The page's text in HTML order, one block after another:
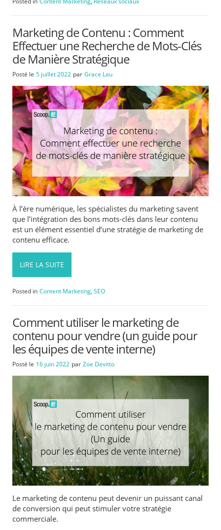
Marketing de Contenu : Comment
Effectuer une Recherche de Mots-Clés
de Manière Stratégique
Posté le 5 juillet 2022 par Grace Lau
À l’ère numérique, les spécialistes du marketing savent
que l’intégration des bons mots-clés dans leur contenu
est un élément essentiel d’une stratégie de marketing de
contenu efficace.
LIRE LA SUITE
Posted in Content Marketing,SEO
Comment utiliser le marketing de
contenu pour vendre (un guide pour
les équipes de vente interne)
Posté le 16 juin 2022 par Zoe Devitto
Le marketing de contenu peut devenir un puissant canal
de conversion qui peut stimuler votre stratégie
commerciale.